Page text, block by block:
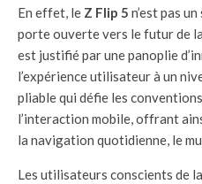
En effet, le Z Flip 5 n’est pas
porte ouverte vers le futur de
est justifié par une panoplie
l’expérience utilisateur à un
pliable qui défie les
l’interaction mobile, offrant
la navigation quotidienne, le
Les utilisateurs conscients de